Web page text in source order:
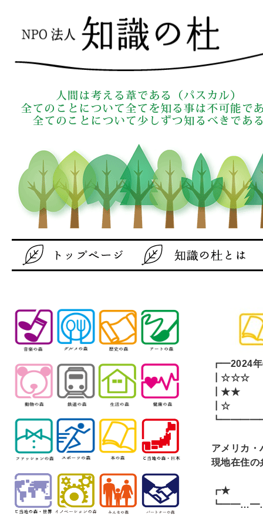
┏━2024
アメリカ・
現地在住の